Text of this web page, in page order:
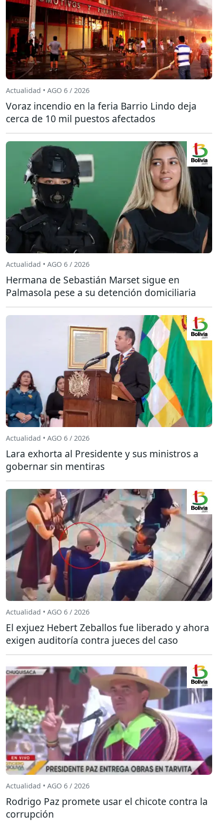
Actualidad • AGO 6 / 2026
Voraz incendio en la feria Barrio Lindo deja
cerca de 10 mil puestos afectados
Actualidad • AGO 6 / 2026
Hermana de Sebastián Marset sigue en
Palmasola pese a su detención domiciliaria
Actualidad • AGO 6 / 2026
Lara exhorta al Presidente y sus ministros a
gobernar sin mentiras
Actualidad • AGO 6 / 2026
El exjuez Hebert Zeballos fue liberado y ahora
exigen auditoría contra jueces del caso
Actualidad • AGO 6 / 2026
Rodrigo Paz promete usar el chicote contra la
corrupción